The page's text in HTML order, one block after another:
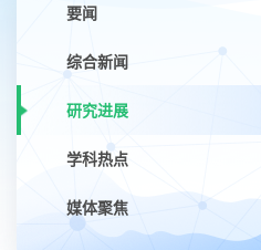
要闻
综合新闻
研究进展
学科热点
媒体聚焦